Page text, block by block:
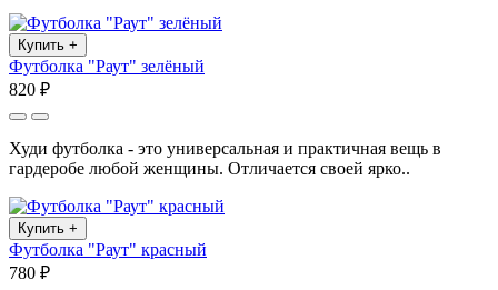
Купить +
Футболка "Раут" зелёный
820 ₽
Худи футболка - это универсальная и практичная вещь в
гардеробе любой женщины. Отличается своей ярко..
Купить +
Футболка "Раут" красный
780 ₽